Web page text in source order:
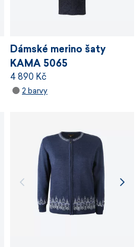
Dámské merino šaty
KAMA 5065
4 890 Kč
2 barvy